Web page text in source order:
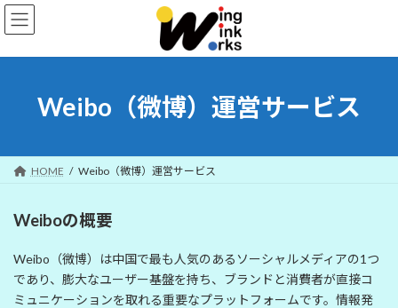
Skip
to
the
Skip
to
the
Weibo（微博）運営サービス
HOME Weibo（微博）運営サービス
Weiboの概要
Weibo（微博）は中国で最も人気のあるソーシャルメディアの1つ
であり、膨大なユーザー基盤を持ち、ブランドと消費者が直接コ
ミュニケーションを取れる重要なプラットフォームです。情報発